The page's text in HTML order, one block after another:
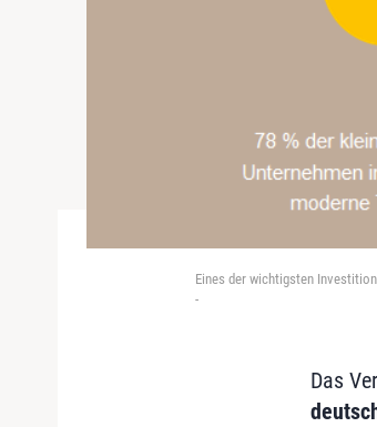
Eines der wichtigsten
-
Das